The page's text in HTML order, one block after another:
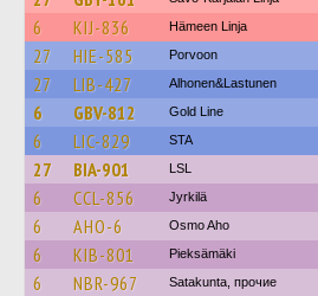
6 KIJ-836 Hämeen Linja
27 HIE-585 Porvoon
27 LIB-427 Alhonen&Lastunen
6 GBV-812 Gold Line
6 LIC-829 STA
27 BIA-901 LSL
6 CCL-856 Jyrkilä
6 AHO-6 Osmo Aho
6 KIB-801 Pieksämäki
6 NBR-967 Satakunta, прочие